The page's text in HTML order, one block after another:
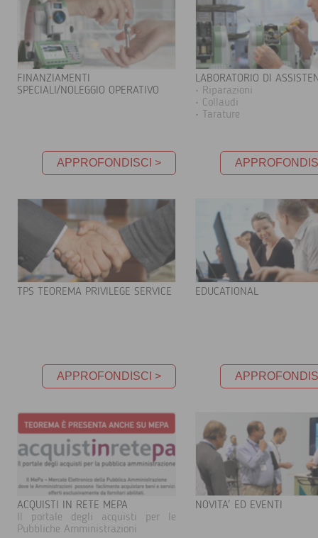
FINANZIAMENTI
SPECIALI/NOLEGGIO OPERATIVO
APPROFONDISCI >
LABORATORIO DI
• Riparazioni
• Collaudi
• Tarature
TPS TEOREMA PRIVILEGE SERVICE
APPROFONDISCI >
EDUCATIONAL
ACQUISTI IN RETE MEPA
Il portale degli acquisti per le
Pubbliche Amministrazioni
NOVITA' ED EVENTI